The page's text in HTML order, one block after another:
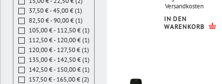
Versandkosten
IN DEN
WARENKORB
37,50 € - 45,00 € (1)
82,50 € - 90,00 € (1)
105,00 € - 112,50 € (1)
112,50 € - 120,00 € (1)
120,00 € - 127,50 € (1)
135,00 € - 142,50 € (1)
142,50 € - 150,00 € (1)
157,50 € - 165,00 € (2)